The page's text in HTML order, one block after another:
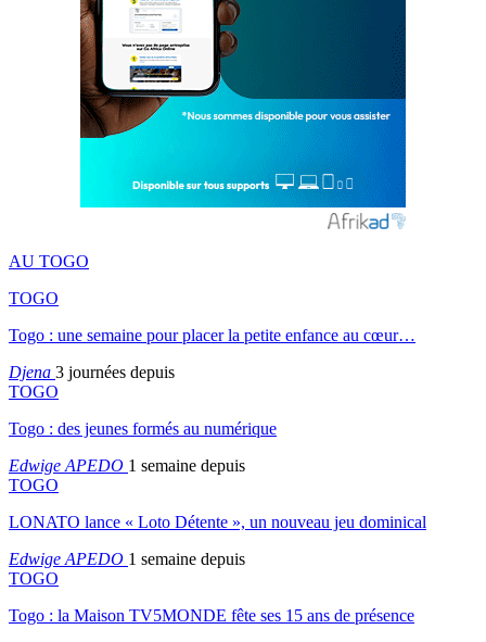
AU TOGO
TOGO
Togo : une semaine pour placer la petite enfance au cœur…
Djena 3 journées depuis
TOGO
Togo : des jeunes formés au numérique
Edwige APEDO 1 semaine depuis
TOGO
LONATO lance « Loto Détente », un nouveau jeu dominical
Edwige APEDO 1 semaine depuis
TOGO
Togo : la Maison TV5MONDE fête ses 15 ans de présence